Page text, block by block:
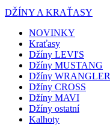
DŽÍNY A KRAŤASY
NOVINKY
Kraťasy
Džíny LEVI'S
Džíny MUSTANG
Džíny WRANGLER
Džíny CROSS
Džíny MAVI
Džíny ostatní
Kalhoty